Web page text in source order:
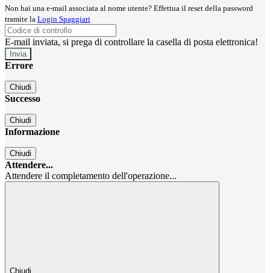
Non hai una e-mail associata al nome utente? Effettua il reset della password
tramite la Login Spaggiari
E-mail inviata, si prega di controllare la casella di posta elettronica!
Errore
Chiudi
Successo
Chiudi
Informazione
Chiudi
Attendere...
Attendere il completamento dell'operazione...
Chiudi